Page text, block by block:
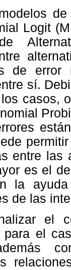
Logit
de
de error
sí.
casos,
entre las
es el
la
de las
el
para el